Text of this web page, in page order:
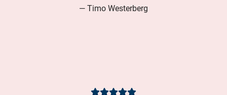
— Timo Westerberg